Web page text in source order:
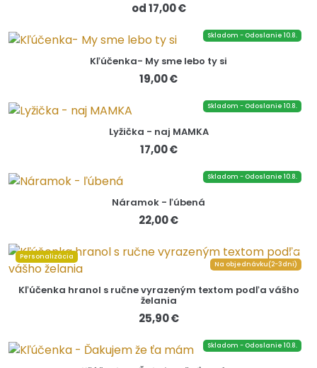
od 17,00 €
Skladom - Odoslanie 10.8.
Kľúčenka- My sme lebo ty si
19,00 €
Skladom - Odoslanie 10.8.
Lyžička - naj MAMKA
17,00 €
Skladom - Odoslanie 10.8.
Náramok - ľúbená
22,00 €
Personalizácia
Na objednávku(2-3dni)
Kľúčenka hranol s ručne vyrazeným textom podľa vášho
želania
25,90 €
Skladom - Odoslanie 10.8.